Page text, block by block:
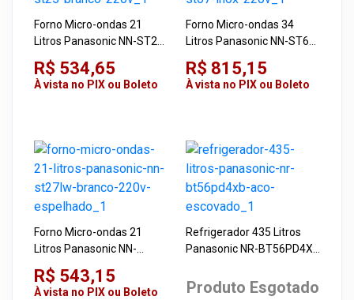
Forno Micro-ondas 21
Litros Panasonic NN-ST25
Branco 220V
R$ 534,65
À vista no PIX ou Boleto
Forno Micro-ondas 34
Litros Panasonic NN-ST67
Inox 220V
R$ 815,15
À vista no PIX ou Boleto
Forno Micro-ondas 21
Litros Panasonic NN-
ST27LW Branco 220V
Espelhado
R$ 543,15
À vista no PIX ou Boleto
Refrigerador 435 Litros
Panasonic NR-BT56PD4XB
Produto Esgotado